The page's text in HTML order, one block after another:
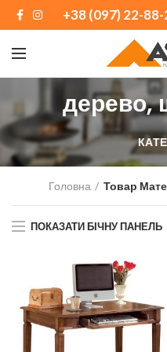
+38 (097) 22-
Головна Товар
ПОКАЗАТИ БІЧНУ ПАНЕЛЬ